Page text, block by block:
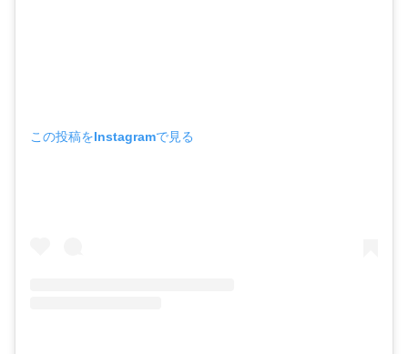
この投稿をInstagramで見る